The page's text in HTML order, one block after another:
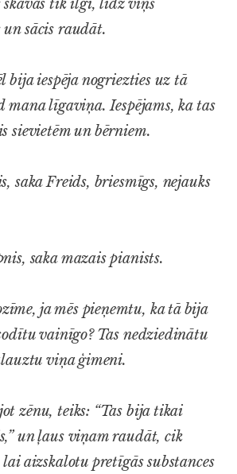
skavās tik ilgi, līdz viņš
sācis raudāt.
bija iespēja nogriezties uz tā
mana līgaviņa. Iespējams, ka tas
sievietēm un bērniem.
saka Freids, briesmīgs, nejauks
saka mazais pianists.
ja mēs pieņemtu, ka tā bija
vainīgo? Tas nedziedinātu
viņa ģimeni.
zēnu, teiks: “Tas bija tikai
un ļaus viņam raudāt, cik
lai aizskalotu pretīgās substances